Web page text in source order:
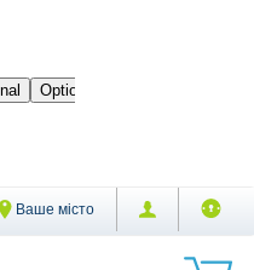
Ваше місто